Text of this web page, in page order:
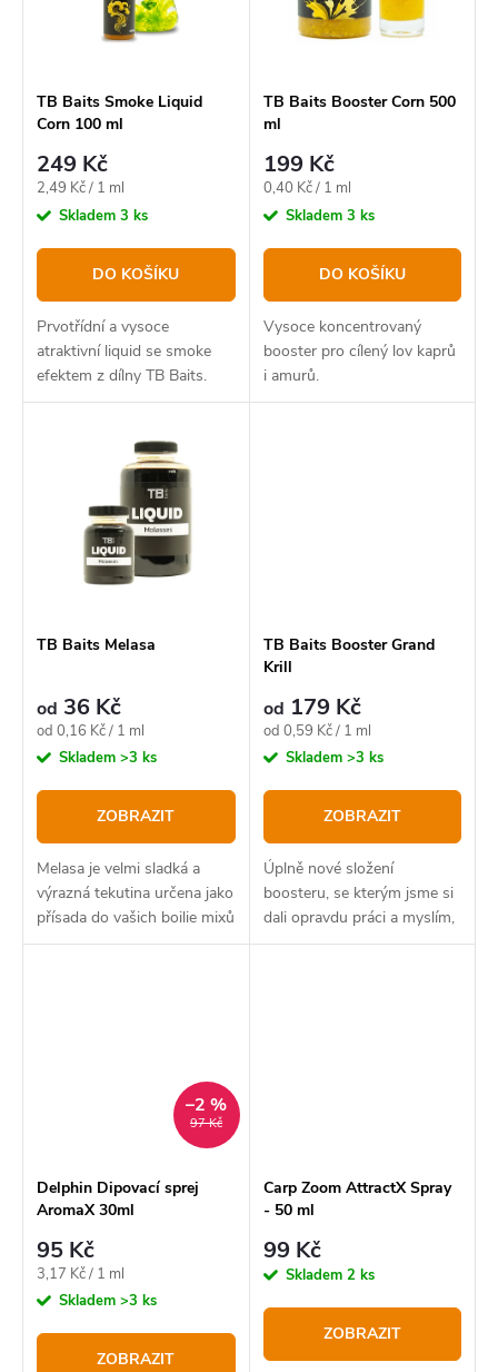
o
d
u
k
t
ů
r
o
d
u
k
t
ů
TB Baits Smoke Liquid
Corn 100 ml
249 Kč
Měrná
cena:
2,49 Kč / 1 ml
Skladem 3 ks
DO KOŠÍKU
Prvotřídní a vysoce
atraktivní liquid se smoke
efektem z dílny TB Baits.
TB Baits Booster Corn 500
ml
199 Kč
Měrná
cena:
0,40 Kč / 1 ml
Skladem 3 ks
DO KOŠÍKU
Vysoce koncentrovaný
booster pro cílený lov kaprů
i amurů.
TB Baits Melasa
od 36 Kč
Měrná
cena:
od 0,16 Kč / 1 ml
Skladem >3 ks
ZOBRAZIT
Melasa je velmi sladká a
výrazná tekutina určena jako
přísada do vašich boilie mixů
nebo s ní lze i boosterovat
TB Baits Booster Grand
Krill
od 179 Kč
Měrná
cena:
od 0,59 Kč / 1 ml
Skladem >3 ks
ZOBRAZIT
Úplně nové složení
boosteru, se kterým jsme si
dali opravdu práci a myslím,
že můžeme být právem hrdí!
97 Kč
–2 %
Delphin Dipovací sprej
AromaX 30ml
95 Kč
Měrná
cena:
3,17 Kč / 1 ml
Skladem >3 ks
ZOBRAZIT
Carp Zoom AttractX Spray
- 50 ml
99 Kč
Skladem 2 ks
ZOBRAZIT